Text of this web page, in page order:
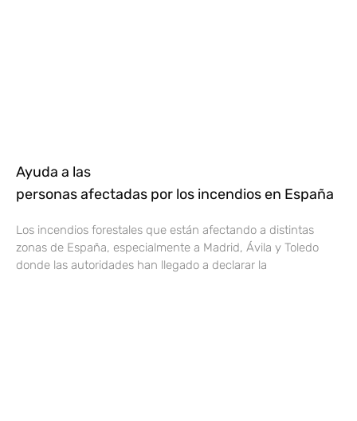
Ayuda a las
personas afectadas por los incendios en España
Los incendios forestales que están afectando a distintas
zonas de España, especialmente a Madrid, Ávila y Toledo
donde las autoridades han llegado a declarar la